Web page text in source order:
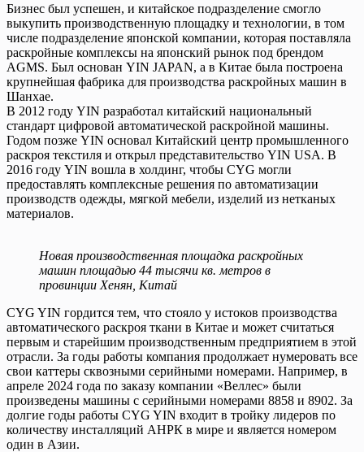
Бизнес был успешен, и китайское подразделение смогло
выкупить производственную площадку и технологии, в том
числе подразделение японской компании, которая поставляла
раскройные комплексы на японский рынок под брендом
AGMS. Был основан YIN JAPAN, а в Китае была построена
крупнейшая фабрика для производства раскройных машин в
Шанхае.
В 2012 году YIN разработал китайский национальный
стандарт цифровой автоматической раскройной машины.
Годом позже YIN основал Китайский центр промышленного
раскроя текстиля и открыл представительство YIN USA. В
2016 году YIN вошла в холдинг, чтобы CYG могли
предоставлять комплексные решения по автоматизации
производств одежды, мягкой мебели, изделий из нетканых
материалов.
Новая производственная площадка раскройных
машин площадью 44 тысячи кв. метров в
провинции Хенян, Китай
CYG YIN гордится тем, что стояло у истоков производства
автоматического раскроя ткани в Китае и может считаться
первым и старейшим производственным предприятием в этой
отрасли. За годы работы компания продолжает нумеровать все
свои каттеры сквозными серийными номерами. Например, в
апреле 2024 года по заказу компании «Веллес» были
произведены машины с серийными номерами 8858 и 8902. За
долгие годы работы CYG YIN входит в тройку лидеров по
количеству инсталляций АНРК в мире и является номером
один в Азии.